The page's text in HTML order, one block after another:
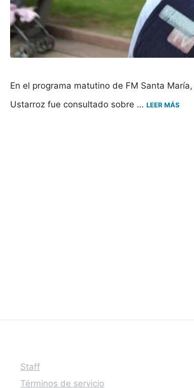
En el programa matutino de FM Santa
Ustarroz fue consultado sobre … LEER MÁS
Staff
Términos de servicio